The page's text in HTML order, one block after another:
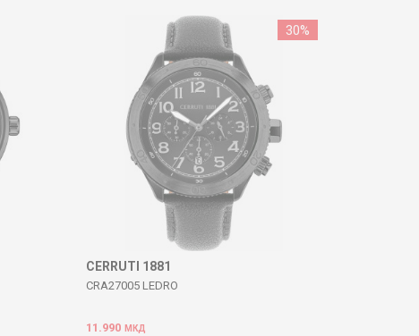
30%
CERRUTI 1881
CRA27005 LEDRO
11.990 МКД